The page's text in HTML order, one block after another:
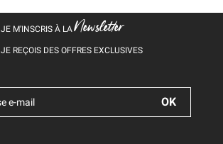
JE M’INSCRIS À LANewsletter
JE REÇOIS DES OFFRES EXCLUSIVES